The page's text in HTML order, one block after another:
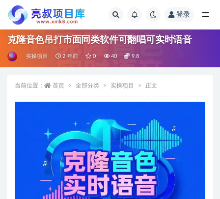
登录
克隆音色吊打市面同类软件可翻唱可实时语音
实操项目 2 年前 0 40 9.8
当前位置： 首页 全部分类 实操项目 正文